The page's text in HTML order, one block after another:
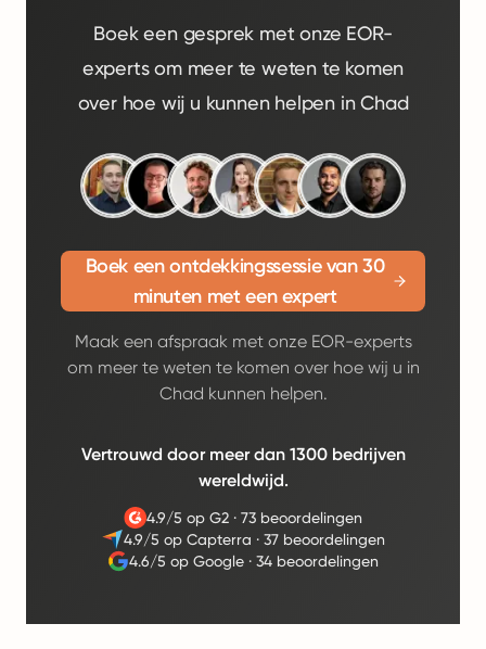
Boek een gesprek met onze EOR-
experts om meer te weten te komen
over hoe wij u kunnen helpen in Chad
Boek een ontdekkingssessie van 30
minuten met een expert
Maak een afspraak met onze EOR-experts
om meer te weten te komen over hoe wij u in
Chad kunnen helpen.
Vertrouwd door meer dan 1300 bedrijven
wereldwijd.
4.9/5 op G2· 73 beoordelingen
4.9/5 op Capterra · 37 beoordelingen
4.6/5 op Google ·34 beoordelingen